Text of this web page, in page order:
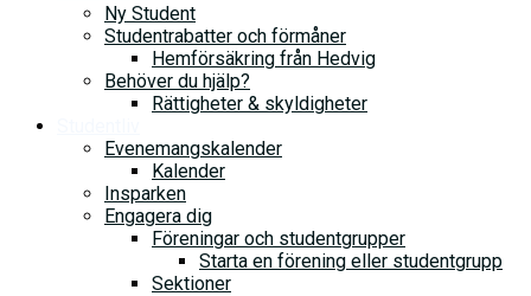
Ny Student
Studentrabatter och förmåner
Hemförsäkring från Hedvig
Behöver du hjälp?
Rättigheter & skyldigheter
Evenemangskalender
Kalender
Insparken
Engagera dig
Föreningar och studentgrupper
Starta en förening eller studentgrupp
Sektioner